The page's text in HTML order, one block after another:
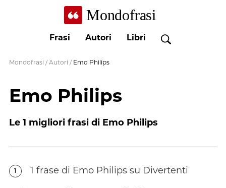
Mondofrasi
Frasi Autori Libri
Mondofrasi / Autori / Emo Philips
Emo Philips
Le 1 migliori frasi di Emo Philips
1 1 frase di Emo Philips su Divertenti